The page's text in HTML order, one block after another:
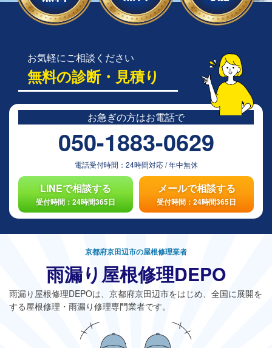
お気軽にご相談ください
無料の診断・見積り
お急ぎの方はお電話で
050-1883-0629
電話受付時間： 24時間対応/年中無休
LINEで相談する
受付時間：24時間365日
メールで相談する
受付時間：24時間365日
京都府京田辺市の屋根修理業者
雨漏り屋根修理DEPO
雨漏り屋根修理DEPOは、京都府京田辺市をはじめ、全国に展開を
する屋根修理・雨漏り修理専門業者です。